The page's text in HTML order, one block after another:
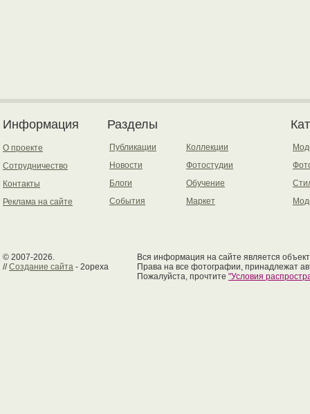
Информация
О проекте
Сотрудничество
Контакты
Реклама на сайте
Разделы
Публикации
Новости
Блоги
События
Коллекции
Фотостудии
Обучение
Маркет
© 2007-2026.
//Создание сайта - 2opexa
Вся информация на сайте является
Права на все фотографии, принадлежат
Пожалуйста, прочтите "Условия